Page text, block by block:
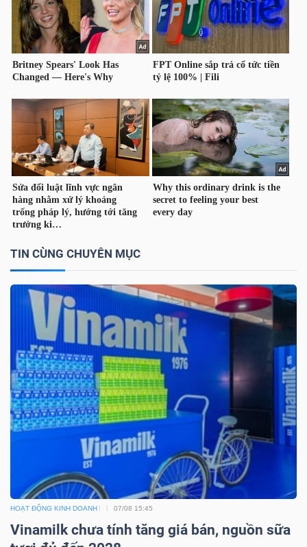
TIN CÙNG CHUYÊN MỤC
HOẠT ĐỘNG KINH DOANH 07/08 15:45
Vinamilk chưa tính tăng giá bán, nguồn sữa
ĐÔNG
DƯƠNG
TÀI
CHÍNH
CÁ
NHÂN
PHÂN
TÍCH
VIETSTOCKFINANCE
VĨ
MÔ
NGHIỆP